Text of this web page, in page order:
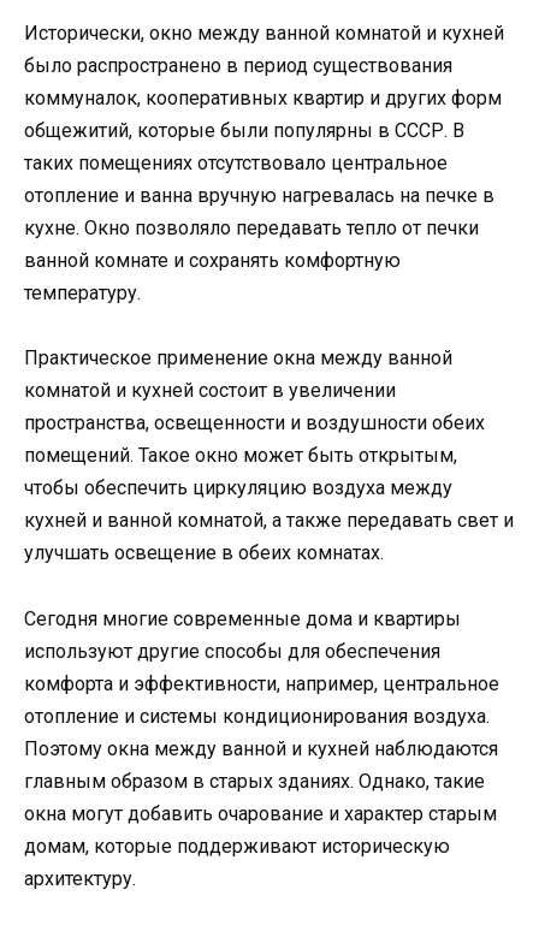
Исторически, окно между ванной комнатой и кухней
было распространено в период существования
коммуналок, кооперативных квартир и других форм
общежитий, которые были популярны в СССР. В
таких помещениях отсутствовало центральное
отопление и ванна вручную нагревалась на печке в
кухне. Окно позволяло передавать тепло от печки
ванной комнате и сохранять комфортную
температуру.
Практическое применение окна между ванной
комнатой и кухней состоит в увеличении
пространства, освещенности и воздушности обеих
помещений. Такое окно может быть открытым,
чтобы обеспечить циркуляцию воздуха между
кухней и ванной комнатой, а также передавать свет и
улучшать освещение в обеих комнатах.
Сегодня многие современные дома и квартиры
используют другие способы для обеспечения
комфорта и эффективности, например, центральное
отопление и системы кондиционирования воздуха.
Поэтому окна между ванной и кухней наблюдаются
главным образом в старых зданиях. Однако, такие
окна могут добавить очарование и характер старым
домам, которые поддерживают историческую
архитектуру.